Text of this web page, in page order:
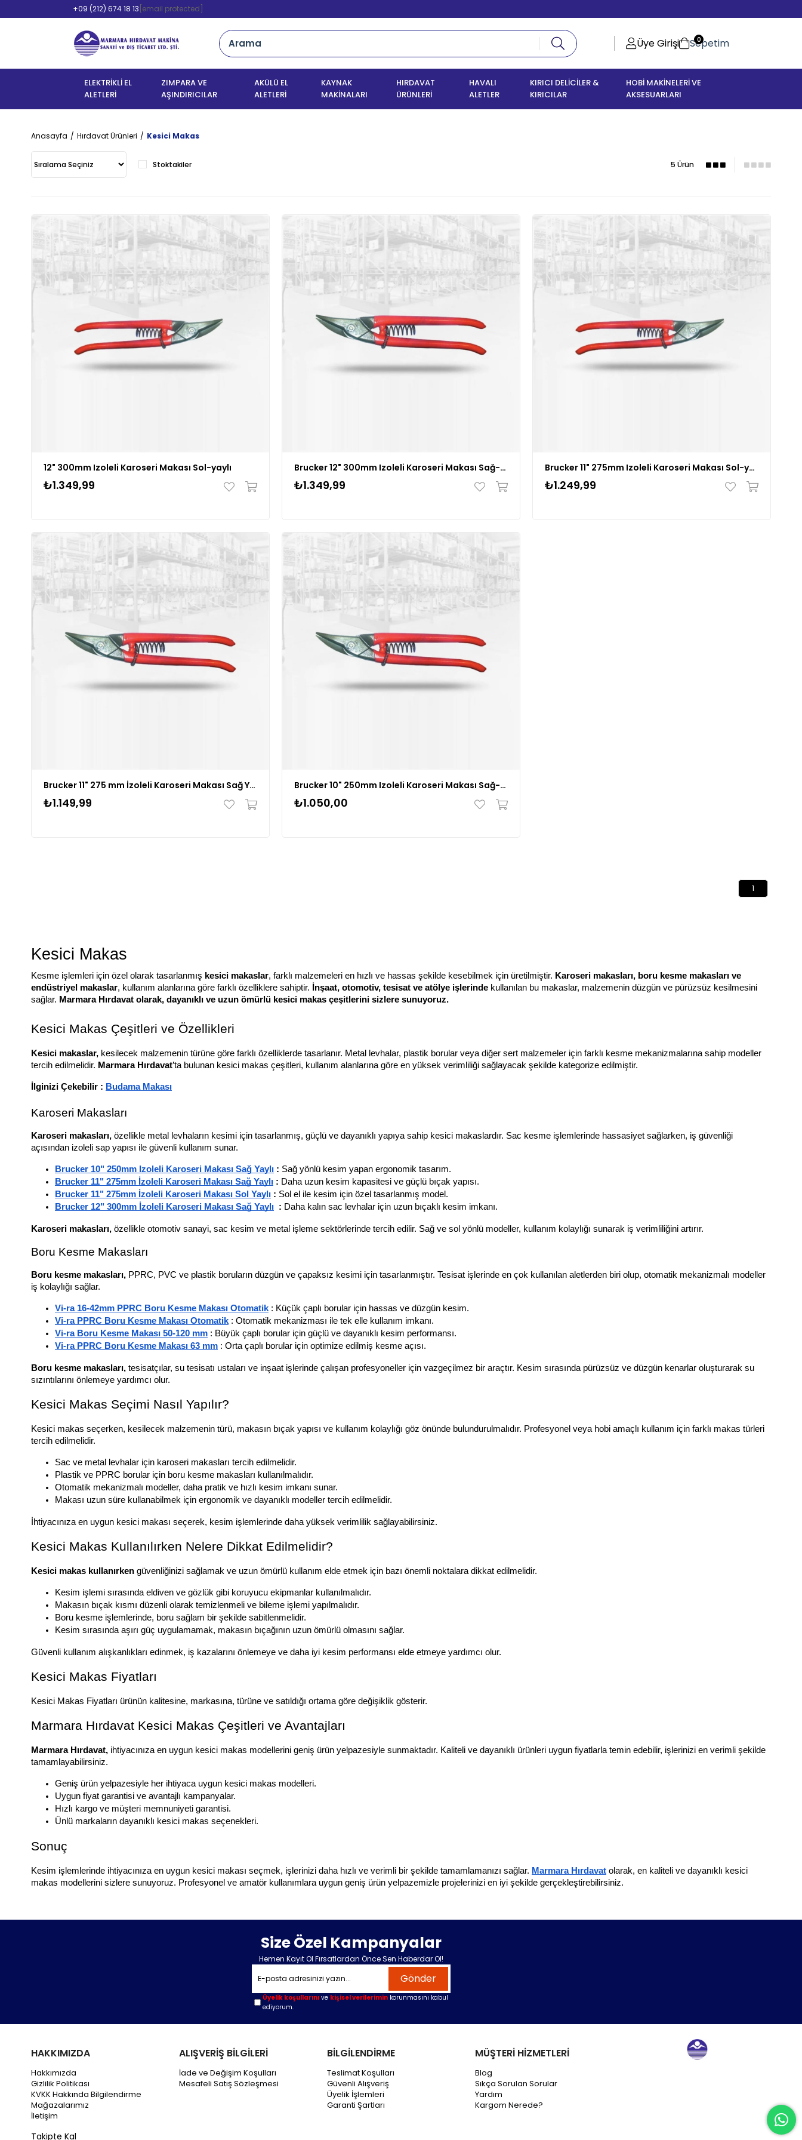
+09 (212) 674 18 13 [email protected]
Üye Girişi Sepetim
0
ELEKTRİKLİ EL
ALETLERİ
ZIMPARA VE
AŞINDIRICILAR
AKÜLÜ EL
ALETLERİ
KAYNAK
MAKİNALARI
HIRDAVAT
ÜRÜNLERİ
HAVALI
ALETLER
KIRICI DELİCİLER &
KIRICILAR
HOBİ MAKİNELERİ VE
AKSESUARLARI
Anasayfa Hırdavat Ürünleri Kesici Makas
Stoktakiler 5 Ürün
12" 300mm Izoleli Karoseri Makası Sol-yaylı
₺1.349,99
Brucker 12" 300mm Izoleli Karoseri Makası Sağ-yaylı
₺1.349,99
Brucker 11" 275mm Izoleli Karoseri Makası Sol-yaylı
₺1.249,99
Brucker 11" 275 mm İzoleli Karoseri Makası Sağ Yaylı
₺1.149,99
Brucker 10" 250mm Izoleli Karoseri Makası Sağ-yaylı
₺1.050,00
1
Kesici Makas
Kesme işlemleri için özel olarak tasarlanmış kesici makaslar, farklı malzemeleri en hızlı ve hassas şekilde kesebilmek için üretilmiştir. Karoseri makasları, boru kesme makasları ve
endüstriyel makaslar, kullanım alanlarına göre farklı özelliklere sahiptir. İnşaat, otomotiv, tesisat ve atölye işlerinde kullanılan bu makaslar, malzemenin düzgün ve pürüzsüz kesilmesini
sağlar. Marmara Hırdavat olarak, dayanıklı ve uzun ömürlü kesici makas çeşitlerini sizlere sunuyoruz.
Kesici Makas Çeşitleri ve Özellikleri
Kesici makaslar, kesilecek malzemenin türüne göre farklı özelliklerde tasarlanır. Metal levhalar, plastik borular veya diğer sert malzemeler için farklı kesme mekanizmalarına sahip modeller
tercih edilmelidir. Marmara Hırdavat’ta bulunan kesici makas çeşitleri, kullanım alanlarına göre en yüksek verimliliği sağlayacak şekilde kategorize edilmiştir.
İlginizi Çekebilir : Budama Makası
Karoseri Makasları
Karoseri makasları, özellikle metal levhaların kesimi için tasarlanmış, güçlü ve dayanıklı yapıya sahip kesici makaslardır. Sac kesme işlemlerinde hassasiyet sağlarken, iş güvenliği
açısından izoleli sap yapısı ile güvenli kullanım sunar.
Brucker 10" 250mm Izoleli Karoseri Makası Sağ Yaylı : Sağ yönlü kesim yapan ergonomik tasarım.
Brucker 11" 275mm İzoleli Karoseri Makası Sağ Yaylı : Daha uzun kesim kapasitesi ve güçlü bıçak yapısı.
Brucker 11" 275mm İzoleli Karoseri Makası Sol Yaylı : Sol el ile kesim için özel tasarlanmış model.
Brucker 12" 300mm İzoleli Karoseri Makası Sağ Yaylı : Daha kalın sac levhalar için uzun bıçaklı kesim imkanı.
Karoseri makasları, özellikle otomotiv sanayi, sac kesim ve metal işleme sektörlerinde tercih edilir. Sağ ve sol yönlü modeller, kullanım kolaylığı sunarak iş verimliliğini artırır.
Boru Kesme Makasları
Boru kesme makasları, PPRC, PVC ve plastik boruların düzgün ve çapaksız kesimi için tasarlanmıştır. Tesisat işlerinde en çok kullanılan aletlerden biri olup, otomatik mekanizmalı modeller
iş kolaylığı sağlar.
Vi-ra 16-42mm PPRC Boru Kesme Makası Otomatik : Küçük çaplı borular için hassas ve düzgün kesim.
Vi-ra PPRC Boru Kesme Makası Otomatik : Otomatik mekanizması ile tek elle kullanım imkanı.
Vi-ra Boru Kesme Makası 50-120 mm : Büyük çaplı borular için güçlü ve dayanıklı kesim performansı.
Vi-ra PPRC Boru Kesme Makası 63 mm : Orta çaplı borular için optimize edilmiş kesme açısı.
Boru kesme makasları, tesisatçılar, su tesisatı ustaları ve inşaat işlerinde çalışan profesyoneller için vazgeçilmez bir araçtır. Kesim sırasında pürüzsüz ve düzgün kenarlar oluşturarak su
sızıntılarını önlemeye yardımcı olur.
Kesici Makas Seçimi Nasıl Yapılır?
Kesici makas seçerken, kesilecek malzemenin türü, makasın bıçak yapısı ve kullanım kolaylığı göz önünde bulundurulmalıdır. Profesyonel veya hobi amaçlı kullanım için farklı makas türleri
tercih edilmelidir.
Sac ve metal levhalar için karoseri makasları tercih edilmelidir.
Plastik ve PPRC borular için boru kesme makasları kullanılmalıdır.
Otomatik mekanizmalı modeller, daha pratik ve hızlı kesim imkanı sunar.
Makası uzun süre kullanabilmek için ergonomik ve dayanıklı modeller tercih edilmelidir.
İhtiyacınıza en uygun kesici makası seçerek, kesim işlemlerinde daha yüksek verimlilik sağlayabilirsiniz.
Kesici Makas Kullanılırken Nelere Dikkat Edilmelidir?
Kesici makas kullanırken güvenliğinizi sağlamak ve uzun ömürlü kullanım elde etmek için bazı önemli noktalara dikkat edilmelidir.
Kesim işlemi sırasında eldiven ve gözlük gibi koruyucu ekipmanlar kullanılmalıdır.
Makasın bıçak kısmı düzenli olarak temizlenmeli ve bileme işlemi yapılmalıdır.
Boru kesme işlemlerinde, boru sağlam bir şekilde sabitlenmelidir.
Kesim sırasında aşırı güç uygulamamak, makasın bıçağının uzun ömürlü olmasını sağlar.
Güvenli kullanım alışkanlıkları edinmek, iş kazalarını önlemeye ve daha iyi kesim performansı elde etmeye yardımcı olur.
Kesici Makas Fiyatları
Kesici Makas Fiyatları ürünün kalitesine, markasına, türüne ve satıldığı ortama göre değişiklik gösterir.
Marmara Hırdavat Kesici Makas Çeşitleri ve Avantajları
Marmara Hırdavat, ihtiyacınıza en uygun kesici makas modellerini geniş ürün yelpazesiyle sunmaktadır. Kaliteli ve dayanıklı ürünleri uygun fiyatlarla temin edebilir, işlerinizi en verimli şekilde
tamamlayabilirsiniz.
Geniş ürün yelpazesiyle her ihtiyaca uygun kesici makas modelleri.
Uygun fiyat garantisi ve avantajlı kampanyalar.
Hızlı kargo ve müşteri memnuniyeti garantisi.
Ünlü markaların dayanıklı kesici makas seçenekleri.
Sonuç
Kesim işlemlerinde ihtiyacınıza en uygun kesici makası seçmek, işlerinizi daha hızlı ve verimli bir şekilde tamamlamanızı sağlar. Marmara Hırdavat olarak, en kaliteli ve dayanıklı kesici
makas modellerini sizlere sunuyoruz. Profesyonel ve amatör kullanımlara uygun geniş ürün yelpazemizle projelerinizi en iyi şekilde gerçekleştirebilirsiniz.
Size Özel Kampanyalar
Hemen Kayıt Ol Fırsatlardan Önce Sen Haberdar Ol!
Gönder
Üyelik koşullarını ve kişisel verilerimin korunmasını kabul
ediyorum.
HAKKIMIZDA
Hakkımızda
Gizlilik Politikası
KVKK Hakkında Bilgilendirme
Mağazalarımız
İletişim
Takipte Kal
ALIŞVERİŞ BİLGİLERİ
İade ve Değişim Koşulları
Mesafeli Satış Sözleşmesi
BİLGİLENDİRME
Teslimat Koşulları
Güvenli Alışveriş
Üyelik İşlemleri
Garanti Şartları
MÜŞTERİ HİZMETLERİ
Blog
Sıkça Sorulan Sorular
Yardım
Kargom Nerede?